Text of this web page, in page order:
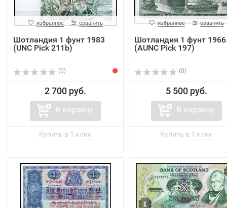
избранное сравнить
Шотландия 1 фунт 1983
(UNC Pick 211b)
(0)
2 700 руб.
В корзину
избранное сравнить
Шотландия 1 фунт 1966
(AUNC Pick 197)
(0)
5 500 руб.
В корзину